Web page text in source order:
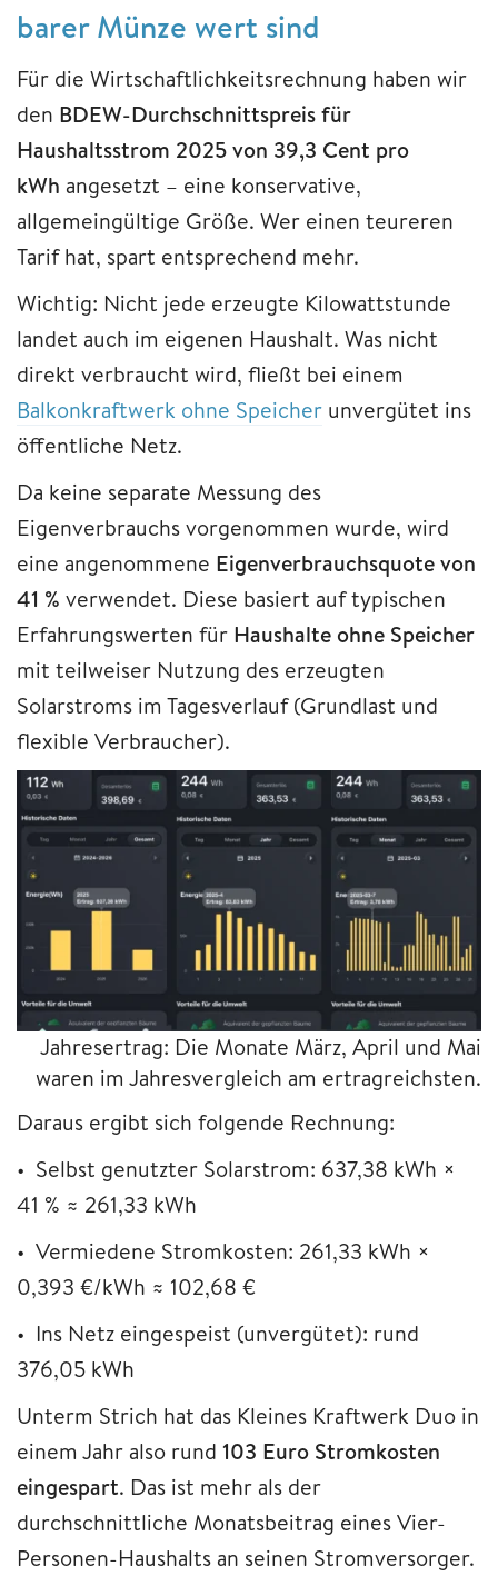
barer Münze wert sind
Für die Wirtschaftlichkeitsrechnung haben wir
den BDEW-Durchschnittspreis für
Haushaltsstrom 2025 von 39,3 Cent pro
kWh angesetzt – eine konservative,
allgemeingültige Größe. Wer einen teureren
Tarif hat, spart entsprechend mehr.
Wichtig: Nicht jede erzeugte Kilowattstunde
landet auch im eigenen Haushalt. Was nicht
direkt verbraucht wird, fließt bei einem
Balkonkraftwerk ohne Speicher unvergütet ins
öffentliche Netz.
Da keine separate Messung des
Eigenverbrauchs vorgenommen wurde, wird
eine angenommene Eigenverbrauchsquote von
41 % verwendet. Diese basiert auf typischen
Erfahrungswerten für Haushalte ohne Speicher
mit teilweiser Nutzung des erzeugten
Solarstroms im Tagesverlauf (Grundlast und
flexible Verbraucher).
Jahresertrag: Die Monate März, April und Mai
waren im Jahresvergleich am ertragreichsten.
Daraus ergibt sich folgende Rechnung:
• Selbst genutzter Solarstrom: 637,38 kWh ×
41 % ≈ 261,33 kWh
• Vermiedene Stromkosten: 261,33 kWh ×
0,393 €/kWh ≈ 102,68 €
• Ins Netz eingespeist (unvergütet): rund
376,05 kWh
Unterm Strich hat das Kleines Kraftwerk Duo in
einem Jahr also rund 103 Euro Stromkosten
eingespart. Das ist mehr als der
durchschnittliche Monatsbeitrag eines Vier-
Personen-Haushalts an seinen Stromversorger.